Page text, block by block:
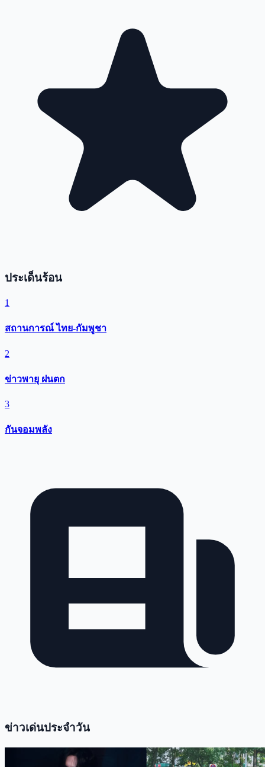
ประเด็นร้อน
1
สถานการณ์ ไทย-กัมพูชา
2
ข่าวพายุ ฝนตก
3
กันจอมพลัง
ข่าวเด่นประจำวัน